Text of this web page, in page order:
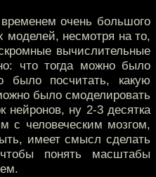
очень большого
моделей, несмотря на то,
вычислительные
что тогда можно было
было посчитать, какую
было смоделировать
нейронов, ну 2-3 десятка
с человеческим мозгом,
имеет смысл сделать
понять масштабы